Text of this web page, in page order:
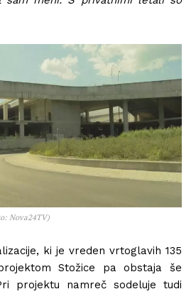
Nova24TV)
ki je vreden vrtoglavih 135
Stožice pa obstaja še
projektu namreč sodeluje tudi